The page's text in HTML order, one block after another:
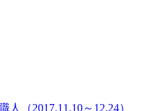
（2017.11.10～12.24）